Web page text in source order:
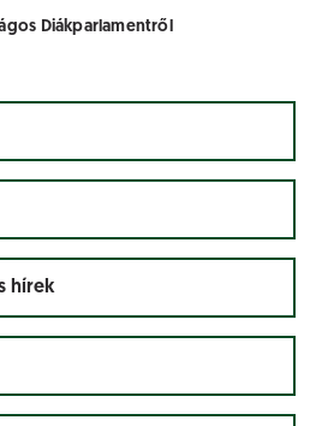
Diákparlamentről
hírek